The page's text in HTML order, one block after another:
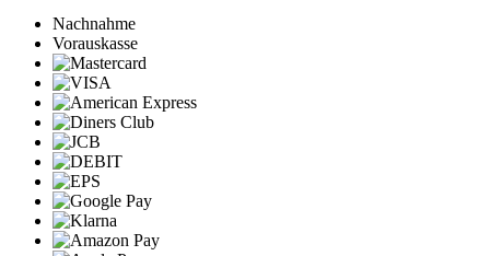
Nachnahme
Vorauskasse